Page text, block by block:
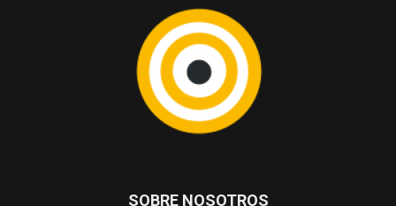
SOBRE NOSOTROS